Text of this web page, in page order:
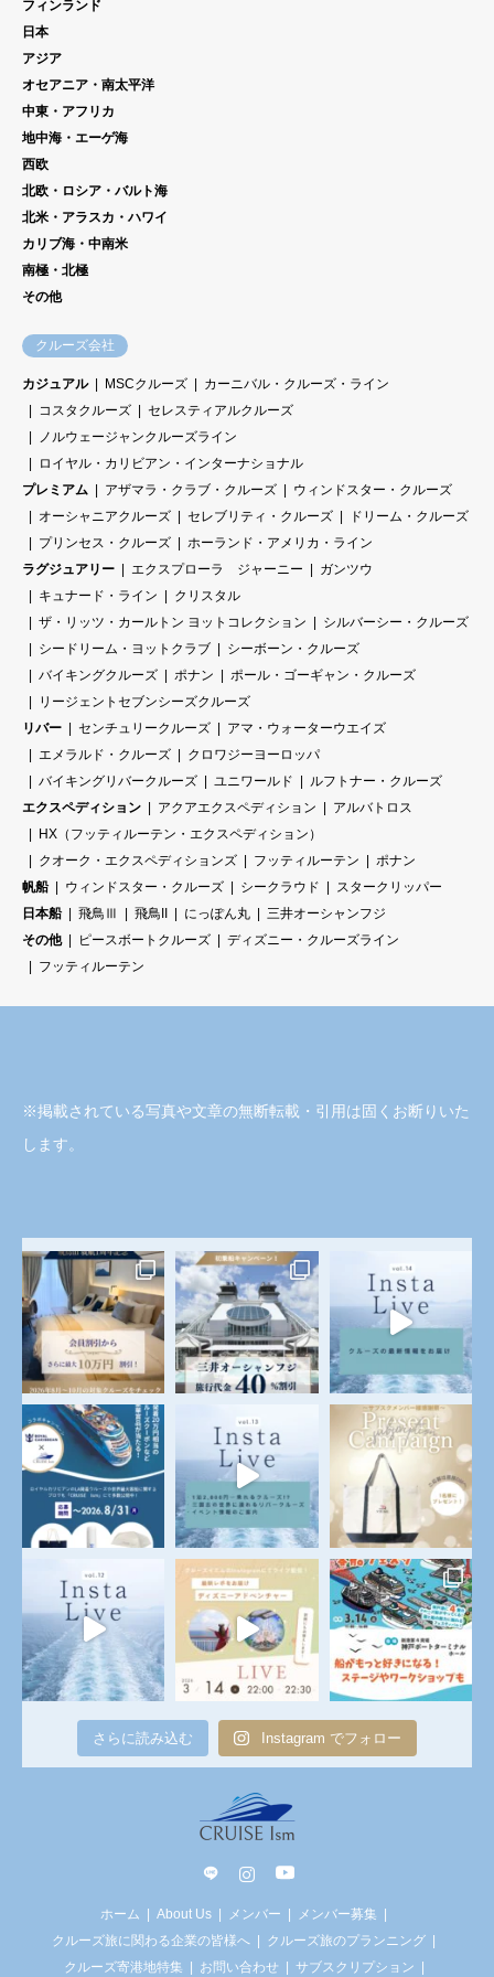
フィンランド
日本
アジア
オセアニア・南太平洋
中東・アフリカ
地中海・エーゲ海
西欧
北欧・ロシア・バルト海
北米・アラスカ・ハワイ
カリブ海・中南米
南極・北極
その他
クルーズ会社
カジュアル MSCクルーズ
カーニバル・クルーズ・ライン
コスタクルーズ
セレスティアルクルーズ
ノルウェージャンクルーズライン
ロイヤル・カリビアン・インターナショナル
プレミアム
アザマラ・クラブ・クルーズ
ウィンドスター・クルーズ
オーシャニアクルーズ
セレブリティ・クルーズ
ドリーム・クルーズ
プリンセス・クルーズ
ホーランド・アメリカ・ライン
ラグジュアリー
エクスプローラ ジャーニー
ガンツウ
キュナード・ライン
クリスタル
ザ・リッツ・カールトン ヨットコレクション
シルバーシー・クルーズ
シードリーム・ヨットクラブ
シーボーン・クルーズ
バイキングクルーズ
ポナン
ポール・ゴーギャン・クルーズ
リージェントセブンシーズクルーズ
リバー
センチュリークルーズ
アマ・ウォーターウエイズ
エメラルド・クルーズ
クロワジーヨーロッパ
バイキングリバークルーズ
ユニワールド
ルフトナー・クルーズ
エクスペディション
アクアエクスペディション
アルバトロス
HX（フッティルーテン・エクスペディション）
クオーク・エクスペディションズ
フッティルーテン
ポナン
帆船
ウィンドスター・クルーズ シークラウド
スタークリッパー
日本船
飛鳥Ⅲ 飛鳥II にっぽん丸
三井オーシャンフジ
その他
ピースボートクルーズ
ディズニー・クルーズライン
フッティルーテン
※掲載されている写真や文章の無断転載・引用は固くお断りいた
します。
さらに読み込む Instagram でフォロー
ホーム About Us メンバー
メンバー募集
クルーズ旅に関わる企業の皆様へ
クルーズ旅のプランニング
クルーズ寄港地特集
お問い合わせ サブスクリプション